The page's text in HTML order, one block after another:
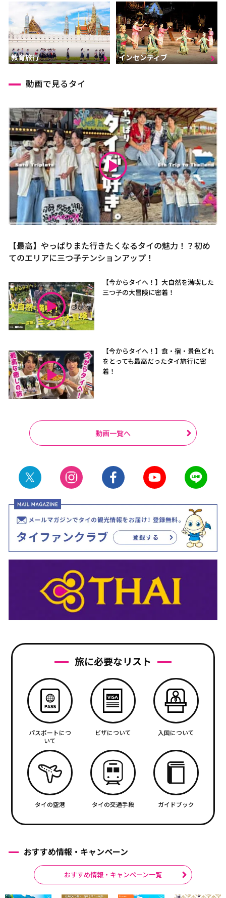
教育旅行 インセンティブ
動画で見るタイ
【最高】やっぱりまた行きたくなるタイの魅力！？初め
てのエリアに三つ子テンションアップ！
【今からタイへ！】大自然を満喫した
三つ子の大冒険に密着！
【今からタイへ！】食・宿・景色どれ
をとっても最高だったタイ旅行に密
着！
動画一覧へ
旅に必要なリスト
パスポートにつ
いて
ビザについて 入国について
タイの空港 タイの交通手段 ガイドブック
おすすめ情報・キャンペーン
おすすめ情報・キャンペーン一覧